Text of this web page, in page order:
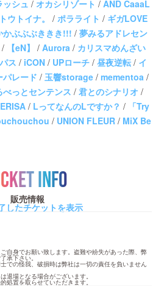
ッシュ / オカシリゾート / AND CaaaL
トウトイナ。 / ポラライト / ギガLOVE
かぶぶぶききき!!! / 夢みるアドレセン
/ 【eN】 / Aurora / カリスマめんざい
ス / iCON / UPローチ / 昼夜逆転 / イ
パレード / 玉響storage / mementoa /
べっとセンテンス / 君とのシナリオ /
/ LってなんのLですか？ / 「Try
/ UNION FLEUR / MiX Be
INFO
販売情報
したチケットを表示
自身でお願い致します。盗難や紛失があった際、弊
承下さい。
での怪我、破損時は弊社は一切の責任を負いません
退場となる場合がございます。
処置を取らせていただきます。